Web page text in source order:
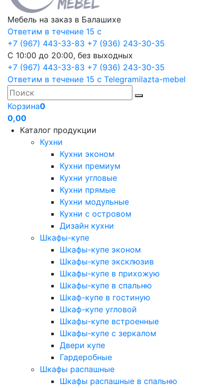
Мебель на заказ в Балашихе
Ответим в течение 15 с
+7 (967) 443-33-83 +7 (936) 243-30-35
С 10:00 до 20:00, без выходных
+7 (967) 443-33-83 +7 (936) 243-30-35
Ответим в течение 15 с Telegramilazta-mebel
Корзина0
0,00
Каталог продукции
Кухни
Кухни эконом
Кухни премиум
Кухни угловые
Кухни прямые
Кухни модульные
Кухни с островом
Дизайн кухни
Шкафы-купе
Шкафы-купе эконом
Шкафы-купе эксклюзив
Шкафы-купе в прихожую
Шкафы-купе в спальню
Шкаф-купе в гостиную
Шкаф-купе угловой
Шкафы-купе встроенные
Шкафы-купе с зеркалом
Двери купе
Гардеробные
Шкафы распашные
Шкафы распашные в спальню